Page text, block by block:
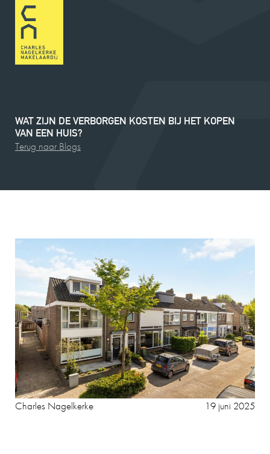
WAT ZIJN DE VERBORGEN KOSTEN BIJ HET KOPEN
VAN EEN HUIS?
Terug naar Blogs
Charles Nagelkerke 19 juni 2025